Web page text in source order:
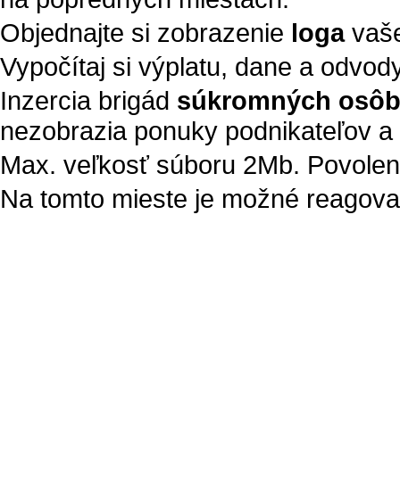
Objednajte si zobrazenie loga
Vypočítaj si výplatu, dane a
Inzercia brigád súkromných osôb
nezobrazia ponuky podnikateľov
Max. veľkosť súboru 2Mb.
Na tomto mieste je možné